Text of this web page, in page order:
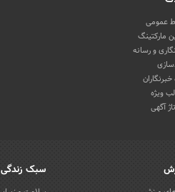
عمومی
مارکتینگ
و رسانه
خبرنگاران
ویژه
آگهی
سبک زندگی